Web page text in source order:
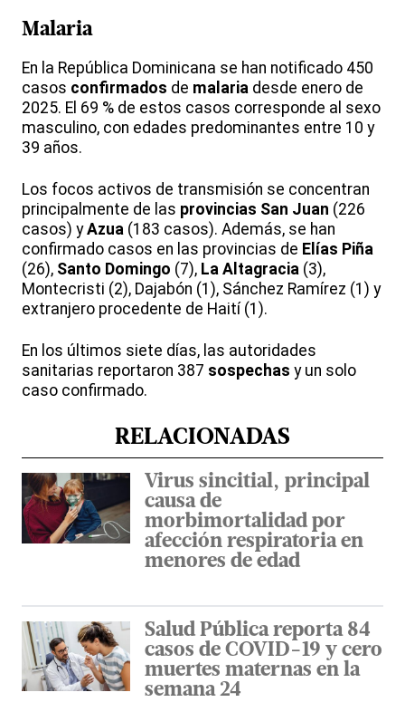
Malaria
En la República Dominicana se han notificado 450
casos confirmados de malaria desde enero de
2025. El 69 % de estos casos corresponde al sexo
masculino, con edades predominantes entre 10 y
39 años.
Los focos activos de transmisión se concentran
principalmente de las provincias San Juan (226
casos) yAzua (183 casos). Además, se han
confirmado casos en las provincias de Elías Piña
(26), Santo Domingo (7), La Altagracia (3),
Montecristi (2), Dajabón (1), Sánchez Ramírez (1) y
extranjero procedente de Haití (1).
En los últimos siete días, las autoridades
sanitarias reportaron 387 sospechas y un solo
caso confirmado.
RELACIONADAS
Virus sincitial, principal
causa de
morbimortalidad por
afección respiratoria en
menores de edad
Salud Pública reporta 84
casos de COVID-19 y cero
muertes maternas en la
semana 24